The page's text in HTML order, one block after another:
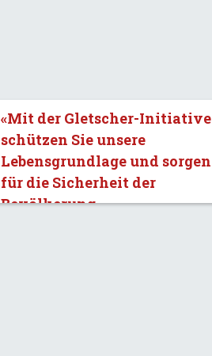
«Mit der Gletscher-Initiative
schützen Sie unsere
Lebensgrundlage und sorgen
für die Sicherheit der
Bevölkerung.»